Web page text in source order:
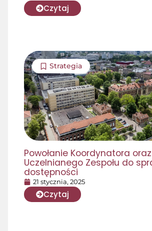
Czytaj
Strategia
Powołanie Koordynatora oraz
Uczelnianego Zespołu do
dostępności
21 stycznia, 2025
Czytaj